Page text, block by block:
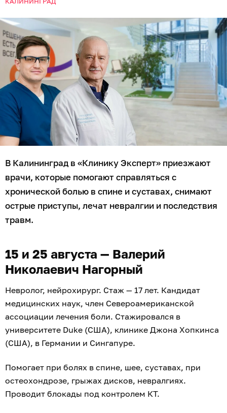
В Калининград в «Клинику Эксперт» приезжают
врачи, которые помогают справляться с
хронической болью в спине и суставах, снимают
острые приступы, лечат невралгии и последствия
травм.
15 и 25 августа — Валерий
Николаевич Нагорный
Невролог, нейрохирург. Стаж — 17 лет. Кандидат
медицинских наук, член Североамериканской
ассоциации лечения боли. Стажировался в
университете Duke (США), клинике Джона Хопкинса
(США), в Германии и Сингапуре.
Помогает при болях в спине, шее, суставах, при
остеохондрозе, грыжах дисков, невралгиях.
Проводит блокады под контролем КТ.